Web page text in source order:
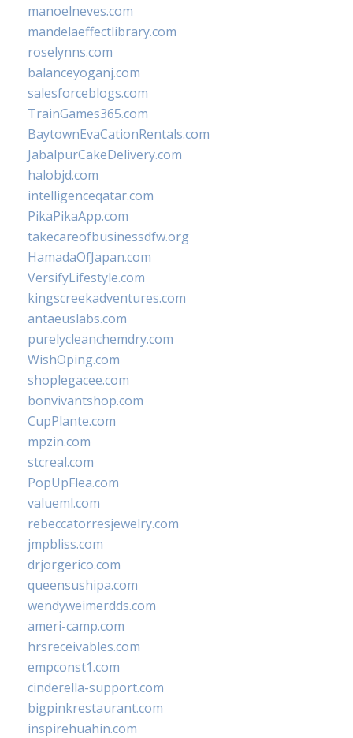
manoelneves.com
mandelaeffectlibrary.com
roselynns.com
balanceyoganj.com
salesforceblogs.com
TrainGames365.com
BaytownEvaCationRentals.com
JabalpurCakeDelivery.com
halobjd.com
intelligenceqatar.com
PikaPikaApp.com
takecareofbusinessdfw.org
HamadaOfJapan.com
VersifyLifestyle.com
kingscreekadventures.com
antaeuslabs.com
purelycleanchemdry.com
WishOping.com
shoplegacee.com
bonvivantshop.com
CupPlante.com
mpzin.com
stcreal.com
PopUpFlea.com
valueml.com
rebeccatorresjewelry.com
jmpbliss.com
drjorgerico.com
queensushipa.com
wendyweimerdds.com
ameri-camp.com
hrsreceivables.com
empconst1.com
cinderella-support.com
bigpinkrestaurant.com
inspirehuahin.com